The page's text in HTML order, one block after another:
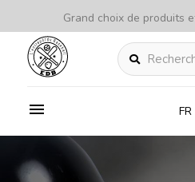
Grand choix de produits
Rechercher
FR